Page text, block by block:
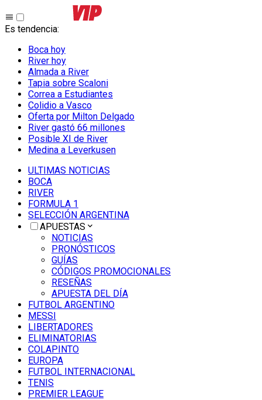
Es tendencia:
Boca hoy
River hoy
Almada a River
Tapia sobre Scaloni
Correa a Estudiantes
Colidio a Vasco
Oferta por Milton Delgado
River gastó 66 millones
Posible XI de River
Medina a Leverkusen
ULTIMAS NOTICIAS
BOCA
RIVER
FORMULA 1
SELECCIÓN ARGENTINA
APUESTAS
NOTICIAS
PRONÓSTICOS
GUÍAS
CÓDIGOS PROMOCIONALES
RESEÑAS
APUESTA DEL DÍA
FUTBOL ARGENTINO
MESSI
LIBERTADORES
ELIMINATORIAS
COLAPINTO
EUROPA
FUTBOL INTERNACIONAL
TENIS
PREMIER LEAGUE